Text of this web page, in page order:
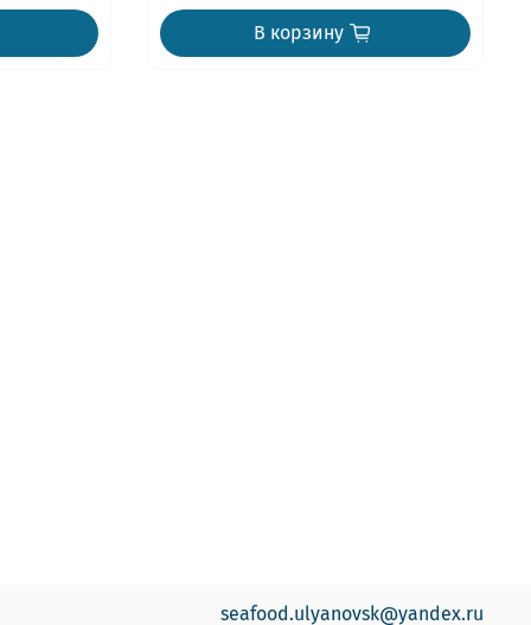
В корзину
seafood.ulyanovsk@yandex.ru